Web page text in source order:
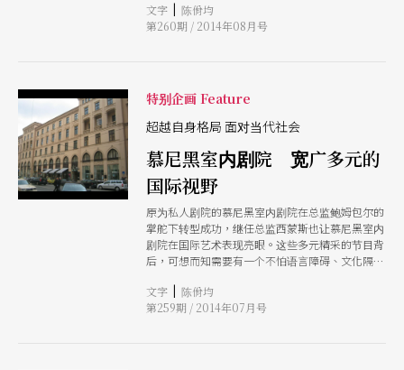
场」这个群体工作的所在，与一群人一同实验共同
的出路。
文字 | 陈佾均
第260期 / 2014年08月号
特别企画 Feature
超越自身格局 面对当代社会
慕尼黑室内剧院 宽广多元的
国际视野
原为私人剧院的慕尼黑室内剧院在总监鲍姆包尔的
掌舵下转型成功，继任总监西蒙斯也让慕尼黑室内
剧院在国际艺术表现亮眼。这些多元精采的节目背
后，可想而知需要有一个不怕语言障碍、文化隔
则以对剧场艺术的坚持为团队指出方向。慕尼黑室
内剧院的成长路程，展现了体制的实力与限制，同
文字 | 陈佾均
第259期 / 2014年07月号